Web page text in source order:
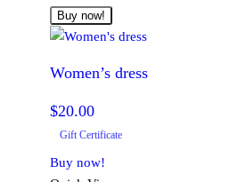
Buy now!
Women’s dress
$20.00
Gift Certificate
Buy now!